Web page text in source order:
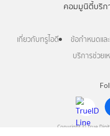
Copyright © True
คอมมูนิตี้บริก
เกี่ยวกับทรูไอดี ข้อกำหนดและ
บริการช่วยเ